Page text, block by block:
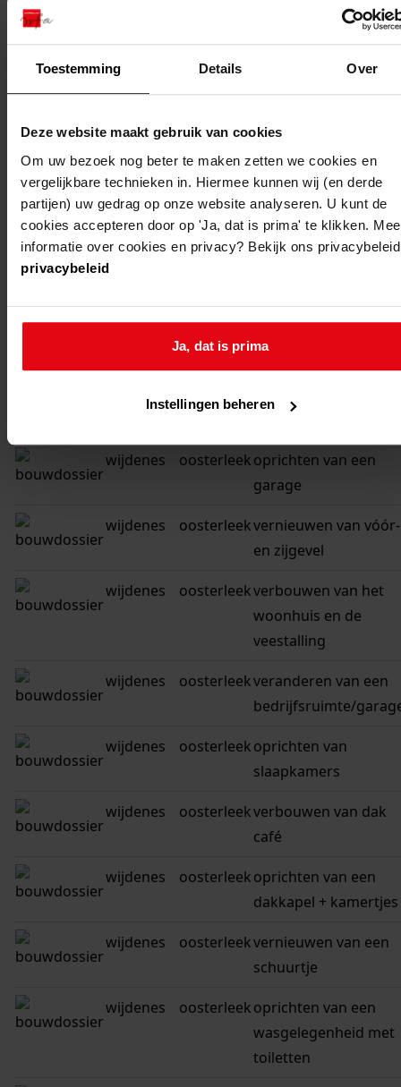
Toestemming Details Over
Deze website maakt gebruik van cookies
Om uw bezoek nog beter te maken zetten we cookies en
vergelijkbare technieken in. Hiermee kunnen wij (en derde
partijen) uw gedrag op onze website analyseren. U kunt de
cookies accepteren door op 'Ja, dat is prima' te klikken.
informatie over cookies en privacy? Bekijk ons privacybeleid
privacybeleid
Ja, dat is prima
Instellingen beheren
wijdenes oosterleekveranderen van een
boerderij tot woning
woning
wijdenes oosterleek
verbouwen en
uitbreiden van de
woning/werkplaats
wijdenes
wijdenes oosterleekveranderen van het
woonhuis
wijdenes oosterleek
wijdenes oosterleekoprichten van een
garage
wijdenes oosterleekvernieuwen van vóór-
en zijgevel
wijdenes oosterleekverbouwen van het
woonhuis en de
veestalling
wijdenes oosterleekveranderen van een
bedrijfsruimte/
wijdenes oosterleekoprichten van
slaapkamers
wijdenes oosterleekverbouwen van dak
café
wijdenes oosterleekoprichten van een
dakkapel + kamertjes
wijdenes oosterleekvernieuwen van een
schuurtje
wijdenes oosterleekoprichten van een
wasgelegenheid met
toiletten